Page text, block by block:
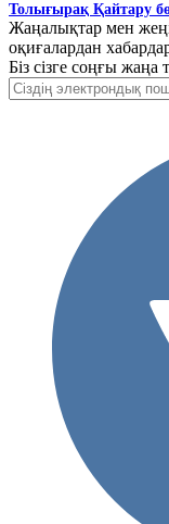
Толығырақ Қайтару
Жаңалықтар мен
оқиғалардан
Біз сізге соңғы